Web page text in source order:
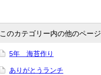
このカテゴリー内の他のページ
5年 海苔作り
ありがとうランチ